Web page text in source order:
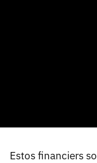
Estos financiers